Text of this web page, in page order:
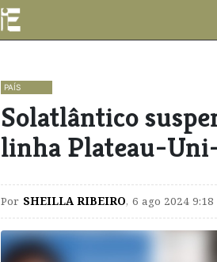
PAÍS
Solatlântico
linha Plateau-
Por SHEILLA RIBEIRO, 6 ago 2024 9:18